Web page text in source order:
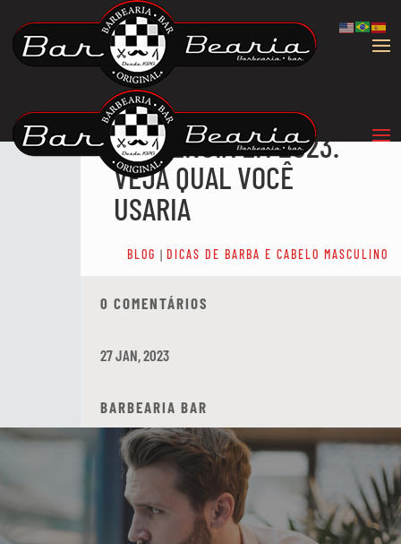
3 ESTILOS DE BARBA
QUE JÁ SÃO
TENDÊNCIA EM 2023.
VEJA QUAL VOCÊ
USARIA
BLOG | DICAS DE BARBA E CABELO MASCULINO
0 COMENTÁRIOS
27 JAN, 2023
BARBEARIA BAR